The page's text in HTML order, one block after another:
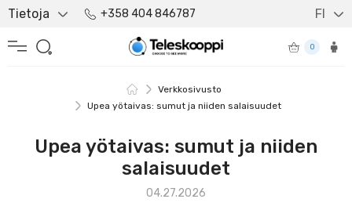
Tietoja +358 404 846787 FI
0
Verkkosivusto
Upea yötaivas: sumut ja niiden salaisuudet
Upea yötaivas: sumut ja niiden
salaisuudet
04.27.2026